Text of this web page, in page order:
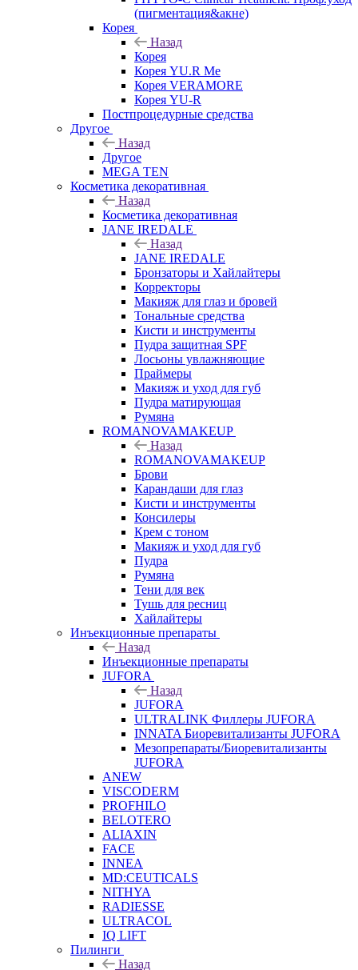
(пигментация&акне)
Корея
Назад
Корея
Корея YU.R Me
Корея VERAMORE
Корея YU-R
Постпроцедурные средства
Другое
Назад
Другое
MEGA TEN
Косметика декоративная
Назад
Косметика декоративная
JANE IREDALE
Назад
JANE IREDALE
Бронзаторы и Хайлайтеры
Корректоры
Макияж для глаз и бровей
Тональные средства
Кисти и инструменты
Пудра защитная SPF
Лосьоны увлажняющие
Праймеры
Макияж и уход для губ
Пудра матирующая
Румяна
ROMANOVAMAKEUP
Назад
ROMANOVAMAKEUP
Брови
Карандаши для глаз
Кисти и инструменты
Консилеры
Крем с тоном
Макияж и уход для губ
Пудра
Румяна
Тени для век
Тушь для ресниц
Хайлайтеры
Инъекционные препараты
Назад
Инъекционные препараты
JUFORA
Назад
JUFORA
ULTRALINK Филлеры JUFORA
INNATA Биоревитализанты JUFORA
Мезопрепараты/Биоревитализанты
JUFORA
ANEW
VISCODERM
PROFHILO
BELOTERO
ALIAXIN
FACE
INNEA
MD:CEUTICALS
NITHYA
RADIESSE
ULTRACOL
IQ LIFT
Пилинги
Назад